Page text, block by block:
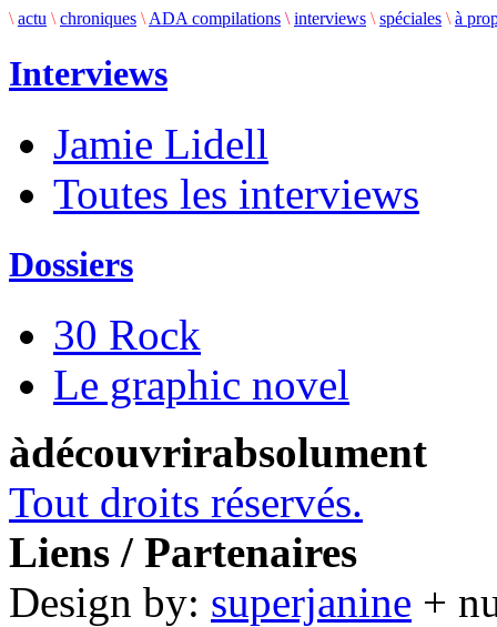
\ actu \ chroniques \ ADA compilations \ interviews \ spéciales \ à
Interviews
Jamie Lidell
Toutes les interviews
Dossiers
30 Rock
Le graphic novel
àdécouvrirabsolument
Tout droits réservés.
Liens / Partenaires
Design by: superjanine +